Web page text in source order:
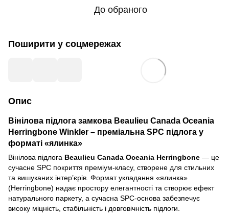
До обраного
Поширити у соцмережах
Опис
Вінілова підлога замкова Beaulieu Canada Oceania
Herringbone Winkler – преміальна SPC підлога у
форматі «ялинка»
Вінілова підлога Beaulieu Canada Oceania Herringbone — це
сучасне SPC покриття преміум-класу, створене для стильних
та вишуканих інтер’єрів. Формат укладання «ялинка»
(Herringbone) надає простору елегантності та створює ефект
натурального паркету, а сучасна SPC-основа забезпечує
високу міцність, стабільність і довговічність підлоги.